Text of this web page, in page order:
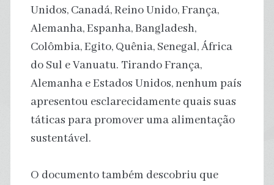
Unidos, Canadá, Reino Unido, França,
Alemanha, Espanha, Bangladesh,
Colômbia, Egito, Quênia, Senegal, África
do Sul e Vanuatu. Tirando França,
Alemanha e Estados Unidos, nenhum país
apresentou esclarecidamente quais suas
táticas para promover uma alimentação
sustentável.
O documento também descobriu que